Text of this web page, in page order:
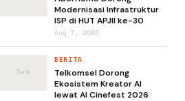
Modernisasi Infrastruktur
ISP di HUT APJII ke-30
Aug 7, 2026
BERITA
Telkomsel Dorong
Ekosistem Kreator AI
lewat AI Cinefest 2026